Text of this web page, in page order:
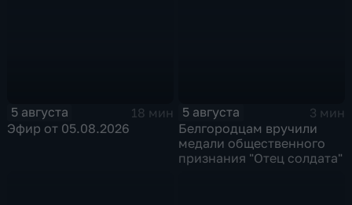
5 августа
18 мин
Эфир от 05.08.2026
5 августа
3 мин
Белгородцам вручили
медали общественного
признания "Отец солдата"